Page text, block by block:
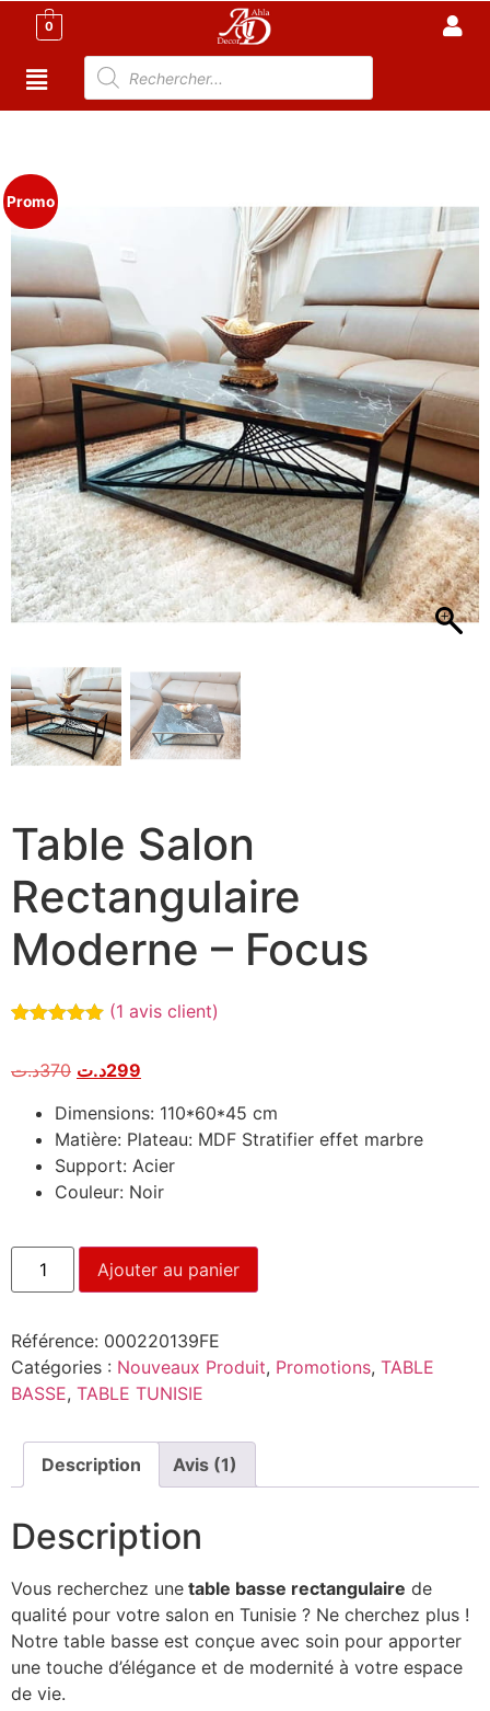
0
Promo
Table Salon
Rectangulaire
Moderne – Focus
basé sur
client
(1 avis client)
370د.ت 299د.ت
Dimensions: 110*60*45 cm
Matière: Plateau: MDF Stratifier effet marbre
Support: Acier
Couleur: Noir
Ajouter au panier
Référence: 000220139FE
Catégories : Nouveaux Produit, Promotions, TABLE
BASSE, TABLE TUNISIE
Description Avis (1)
Description
Vous recherchez une table basse rectangulaire de
qualité pour votre salon en Tunisie ? Ne cherchez plus !
Notre table basse est conçue avec soin pour apporter
une touche d’élégance et de modernité à votre espace
de vie.